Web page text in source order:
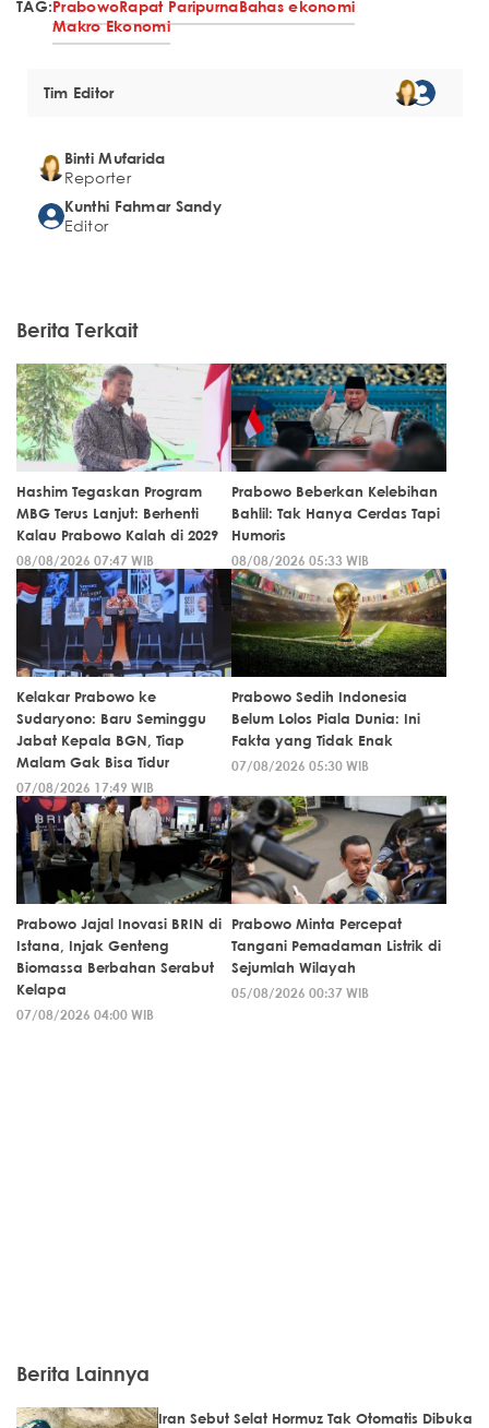
TAG:PrabowoRapat ParipurnaBahas ekonomi
Makro Ekonomi
Tim Editor
Binti Mufarida
Reporter
Kunthi Fahmar Sandy
Editor
Berita Terkait
Hashim Tegaskan Program
MBG Terus Lanjut: Berhenti
Kalau Prabowo Kalah di 2029
08/08/2026 07:47 WIB
Prabowo Beberkan Kelebihan
Bahlil: Tak Hanya Cerdas Tapi
Humoris
08/08/2026 05:33 WIB
Kelakar Prabowo ke
Sudaryono: Baru Seminggu
Jabat Kepala BGN, Tiap
Malam Gak Bisa Tidur
07/08/2026 17:49 WIB
Prabowo Sedih Indonesia
Belum Lolos Piala Dunia: Ini
Fakta yang Tidak Enak
07/08/2026 05:30 WIB
Prabowo Jajal Inovasi BRIN di
Istana, Injak Genteng
Biomassa Berbahan Serabut
Kelapa
07/08/2026 04:00 WIB
Prabowo Minta Percepat
Tangani Pemadaman Listrik di
Sejumlah Wilayah
05/08/2026 00:37 WIB
Berita Lainnya
Iran Sebut Selat Hormuz Tak Otomatis Dibuka